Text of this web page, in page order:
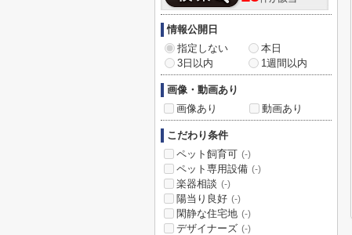
情報公開日
指定しない
本日
3日以内
1週間以内
画像・動画あり
画像あり
動画あり
こだわり条件
ペット飼育可 (-)
ペット専用設備 (-)
楽器相談 (-)
陽当り良好 (-)
閑静な住宅地 (-)
デザイナーズ (-)